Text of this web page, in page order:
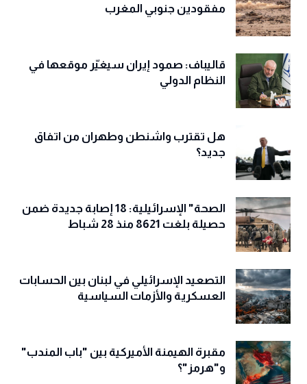
مفقودين جنوبي المغرب
قاليباف: صمود إيران سيغيّر موقعها في
النظام الدولي
هل تقترب واشنطن وطهران من اتفاق
جديد؟
الصحة" الإسرائيلية: 18 إصابة جديدة ضمن
حصيلة بلغت 8621 منذ 28 شباط
التصعيد الإسرائيلي في لبنان بين الحسابات
العسكرية والأزمات السياسية
مقبرة الهيمنة الأميركية بين "باب المندب"
و"هرمز"؟